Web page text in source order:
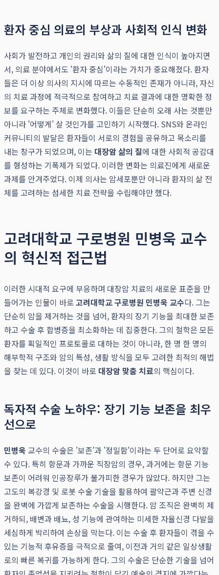
환자 중심 의료의 부상과 사회적 인식 변화
사회가 발전하고 개인의 권리와 삶의 질에 대한 인식이 높아지면
서, 의료 분야에서도 '환자 중심'이라는 가치가 중요해졌다. 환자
들은 더 이상 의사의 지시에 따르는 수동적인 존재가 아니라, 자신
의 치료 과정에 적극적으로 참여하고 치료 결과에 대한 명확한 정
보를 요구하는 주체로 변화했다. 이들은 단순히 오래 사는 것뿐만
아니라 '어떻게' 살 것인가를 고민하기 시작했다. SNS와 온라인
커뮤니티의 발달은 환자들이 서로의 경험을 공유하고 목소리를
내는 창구가 되었으며, 이는 대장암 삶의 질에 대한 사회적 공감대
를 형성하는 기폭제가 되었다. 이러한 변화는 의료진에게 새로운
과제를 안겨주었다. 이제 의사는 암세포뿐만 아니라 환자의 삶 전
체를 고려하는 섬세한 치료 전략을 수립해야만 했다.
고려대학교 구로병원 민병욱 교수
의 혁신적 접근법
이러한 시대적 요구에 부응하며 대장암 치료의 새로운 표준을 만
들어가는 인물이 바로 고려대학교 구로병원 민병욱 교수다. 그는
단순히 암을 제거하는 것을 넘어, 환자의 장기 기능을 최대한 보존
하고 수술 후 합병증을 최소화하는 데 집중한다. 그의 철학은 모든
환자를 획일적인 프로토콜로 대하는 것이 아니라, 한 명 한 명의
해부학적 구조와 암의 특성, 생활 방식을 모두 고려한 최적의 해법
을 찾는 데 있다. 이것이 바로 대장암 맞춤 치료의 핵심이다.
독자적 수술 노하우: 장기 기능 보존을 최우
선으로
민병욱 교수의 수술은 '보존'과 '정밀함'이라는 두 단어로 요약할
수 있다. 특히 항문과 가까운 직장암의 경우, 과거에는 항문 기능
보존이 어려워 인공장루가 불가피한 경우가 많았다. 하지만 그는
고도의 복강경 및 로봇 수술 기술을 활용하여 괄약근과 주변 신경
을 완벽에 가깝게 보존하는 수술을 시행한다. 암 조직은 완벽히 제
거하되, 배변과 배뇨, 성 기능에 관여하는 미세한 자율신경 다발을
세심하게 박리하여 손상을 막는다. 이는 수술 후 환자들이 겪을 수
있는 기능적 후유증을 극적으로 줄여, 이전과 거의 같은 일상생활
로의 빠른 복귀를 가능하게 한다. 그의 수술은 단순한 기술을 넘어